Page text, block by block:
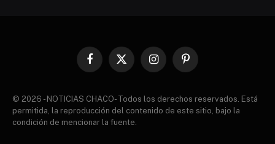
Facebook
X
InstagramPinterest
© 2026 - NOTICIAS CHACO- Todos los derechos reservados. Está
permitida, la reproducción del contenido de este sitio, bajo la
condición de mencionar la fuente.